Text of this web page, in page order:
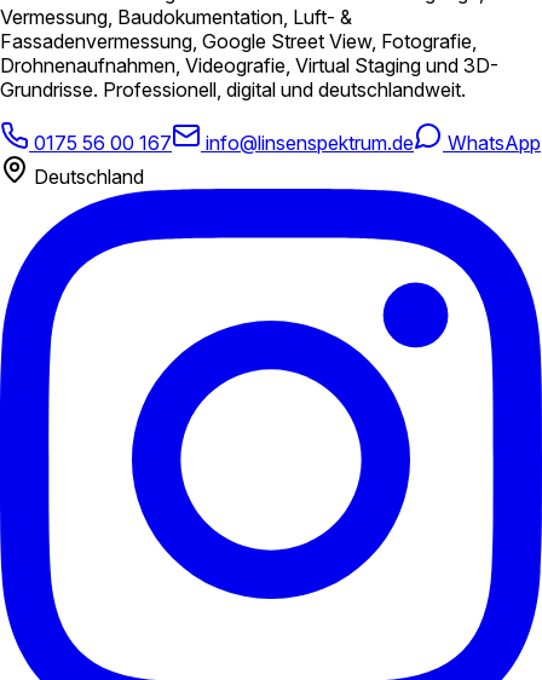
Vermessung, Baudokumentation, Luft- &
Fassadenvermessung, Google Street View, Fotografie,
Drohnenaufnahmen, Videografie, Virtual Staging und 3D-
Grundrisse. Professionell, digital und deutschlandweit.
0175 56 00 167 info@linsenspektrum.de
WhatsApp
Deutschland